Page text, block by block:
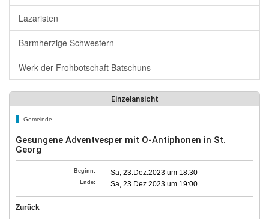
Lazaristen
Barmherzige Schwestern
Werk der Frohbotschaft Batschuns
Einzelansicht
Gemeinde
Gesungene Adventvesper mit O-Antiphonen in St.
Georg
Beginn: Sa, 23.Dez.2023 um 18:30
Ende: Sa, 23.Dez.2023 um 19:00
Zurück